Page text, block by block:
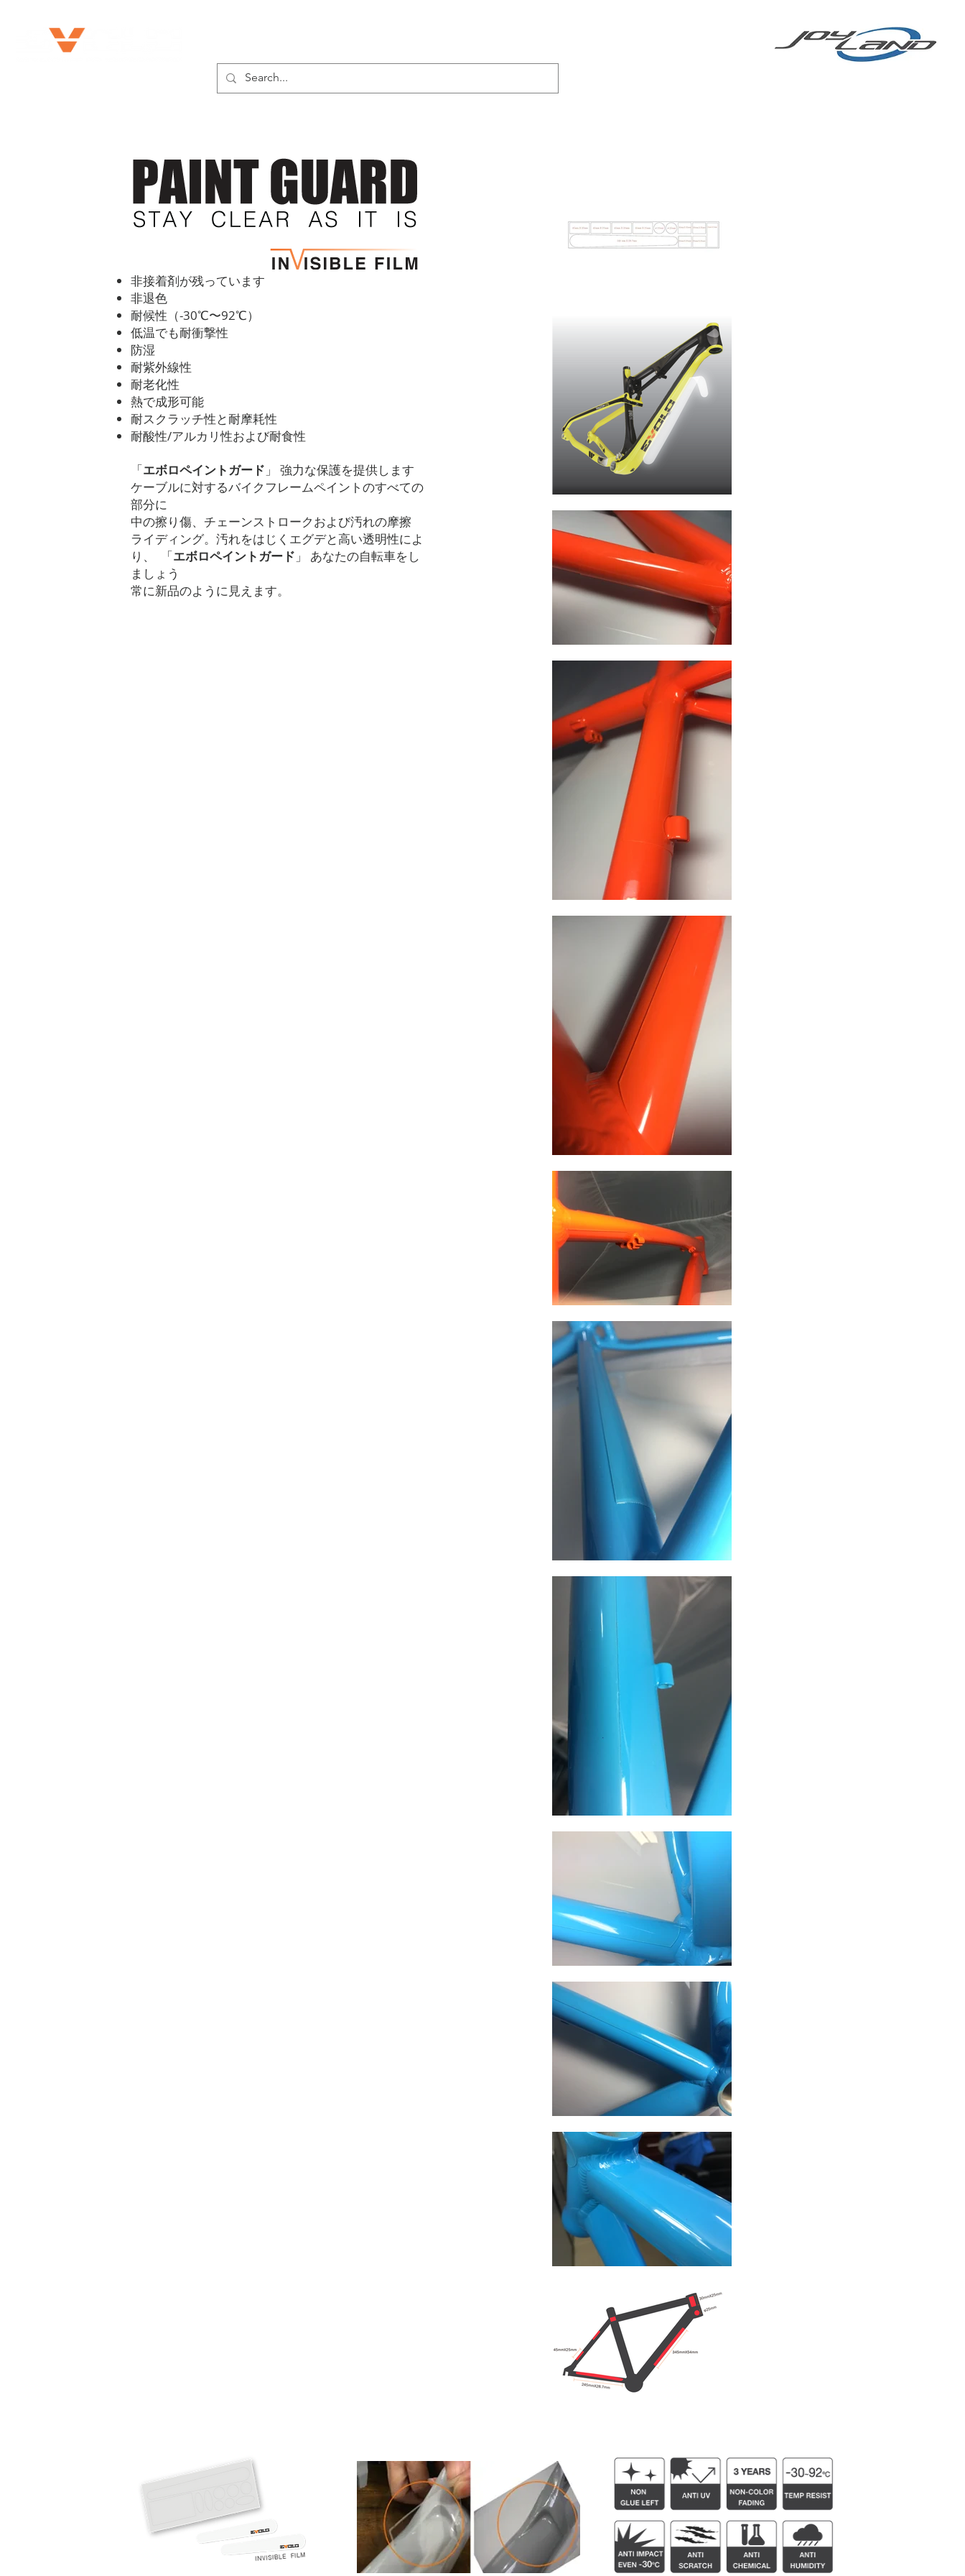
非接着剤が残っています
非退色
耐候性（-30℃〜92℃）
低温でも耐衝撃性
防湿
耐紫外線性
耐老化性
熱で成形可能
耐スクラッチ性と耐摩耗性
耐酸性/アルカリ性および耐食性
「エボロペイントガード 」
強力な保護を提供します
ケーブルに対するバイクフレームペイントのすべての
部分に
中の擦り傷、チェーンストロークおよび汚れの摩擦
ライディング。汚れをはじくエグデと高い透明性によ
り、
「エボロペイントガード 」
あなたの自転車をし
ましょう
常に新品のように見えます。